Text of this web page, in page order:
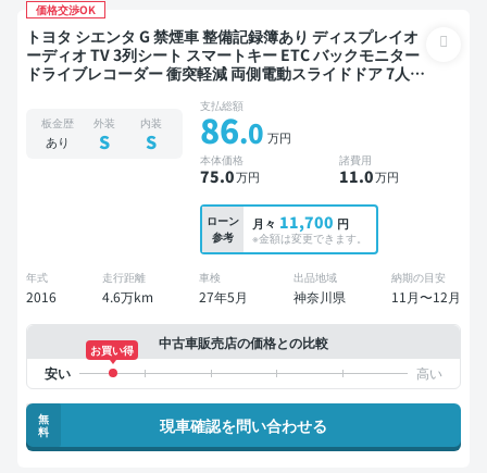
価格交渉OK
トヨタ シエンタ G 禁煙車 整備記録簿あり ディスプレイオ
ーディオ TV 3列シート スマートキー ETC バックモニター
ドライブレコーダー 衝突軽減 両側電動スライドドア 7人乗
板金歴
あり
外装
S
内装
S
支払総額
86.0 万円
本体価格
75.0万円
諸費用
11.0万円
ローン
参考
月々 11,700 円
※金額は変更できます。
年式
2016
走行距離
4.6万km
車検
27年5月
出品地域
神奈川県
納期の目安
11月〜12月
中古車販売店の価格との比較
お買い得
無
料
現車確認を問い合わせる